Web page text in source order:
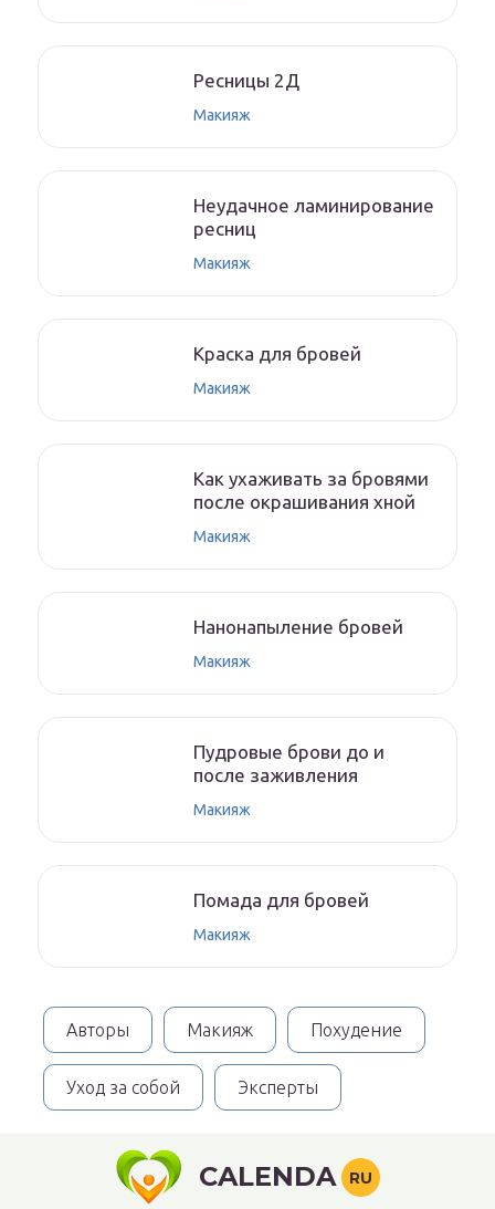
Ресницы 2Д
Макияж
Неудачное ламинирование
ресниц
Макияж
Краска для бровей
Макияж
Как ухаживать за бровями
после окрашивания хной
Макияж
Нанонапыление бровей
Макияж
Пудровые брови до и
после заживления
Макияж
Помада для бровей
Макияж
Авторы Макияж Похудение
Уход за собой Эксперты
CALENDA RU